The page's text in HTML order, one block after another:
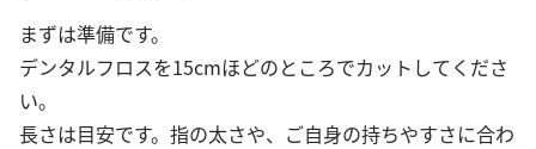
まずは準備です。
デンタルフロスを15cmほどのところでカットしてくださ
い。
長さは目安です。指の太さや、ご自身の持ちやすさに合わ